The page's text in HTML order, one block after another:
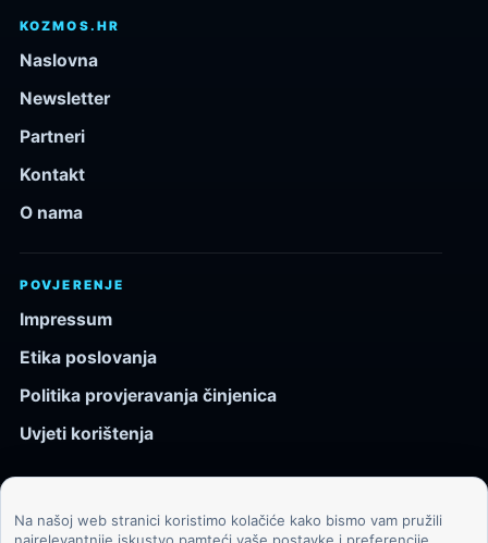
KOZMOS.HR
Naslovna
Newsletter
Partneri
Kontakt
O nama
POVJERENJE
Impressum
Etika poslovanja
Politika provjeravanja činjenica
Uvjeti korištenja
© 2026 Kozmos.hr. Sva prava pridržana.
Na našoj web stranici koristimo kolačiće kako bismo vam pružili